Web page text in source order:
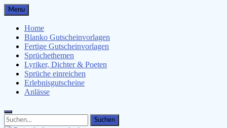
Skip
to
content
Menu
Home
Blanko Gutscheinvorlagen
Fertige Gutscheinvorlagen
Sprüchethemen
Lyriker, Dichter & Poeten
Sprüche einreichen
Erlebnisgutscheine
Anlässe
Search
for:
Search